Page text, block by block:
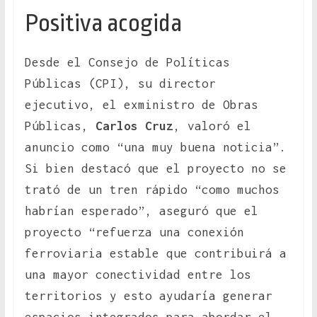
Positiva acogida
Desde el Consejo de Políticas
Públicas (CPI), su director
ejecutivo, el exministro de Obras
Públicas, Carlos Cruz , valoró el
anuncio como “una muy buena noticia”.
Si bien destacó que el proyecto no se
trató de un tren rápido “como muchos
habrían esperado”, aseguró que el
proyecto “refuerza una conexión
ferroviaria estable que contribuirá a
una mayor conectividad entre los
territorios y esto ayudaría generar